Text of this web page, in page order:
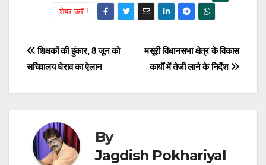
शेयर करें !
Post
navigation
मसूरी विधानसभा क्षेत्र के विकास
कार्यों में तेजी लाने के निर्देश
शिक्षकों की हुंकार, 8 जून को
सचिवालय घेराव का ऐलान
By
Jagdish Pokhariyal